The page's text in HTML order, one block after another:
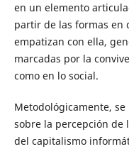
en un elemento
partir de las formas en
empatizan con ella,
marcadas por la
como en lo social.
Metodológicamente,
sobre la percepción de
del capitalismo